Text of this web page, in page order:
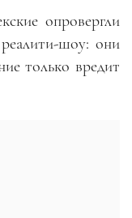
опровергли
реалити-шоу: они
только вредит